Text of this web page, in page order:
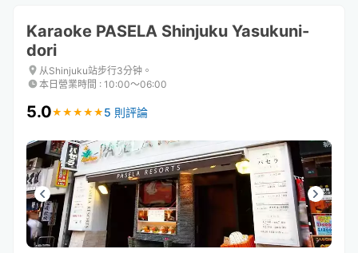
Karaoke PASELA Shinjuku Yasukuni-
dori
从Shinjuku站步行3分钟。
本日營業時間 : 10:00〜06:00
5.0★ ★ ★ ★ ★
★ ★ ★ ★ ★ 5 則評論